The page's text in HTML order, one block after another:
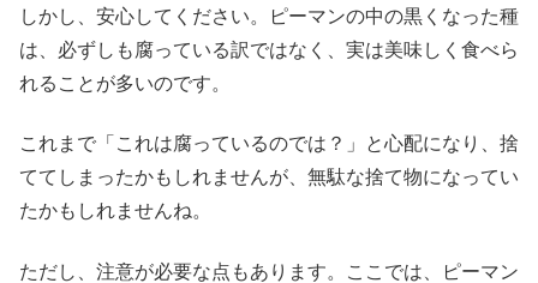
しかし、安心してください。ピーマンの中の黒くなった種
は、必ずしも腐っている訳ではなく、実は美味しく食べら
れることが多いのです。
これまで「これは腐っているのでは？」と心配になり、捨
ててしまったかもしれませんが、無駄な捨て物になってい
たかもしれませんね。
ただし、注意が必要な点もあります。ここでは、ピーマン